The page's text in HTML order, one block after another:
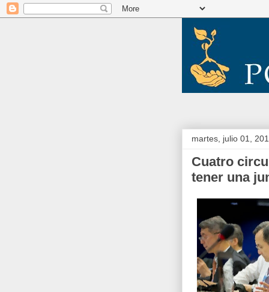
martes, julio 01,
Cuatro
tener una